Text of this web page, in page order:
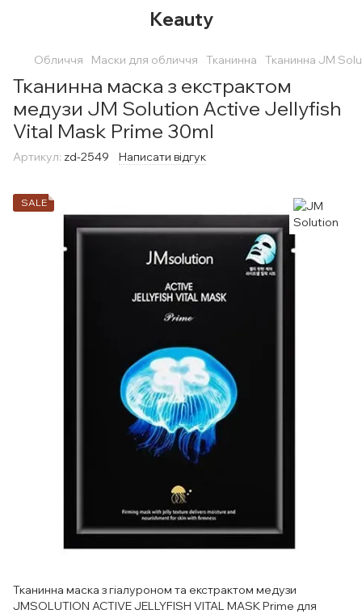
Keauty
Обличчя Маски для обличчя Тканинна Тканинна JM
Тканинна маска з екстрактом
медузи JM Solution Active Jellyfish
Vital Mask Prime 30ml
Артикул: zd-2549 Написати відгук
SALE
Тканинна маска з гіалуроном та екстрактом медузи
JMSOLUTION ACTIVE JELLYFISH VITAL MASK Prime для